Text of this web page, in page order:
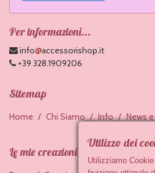
Per informazioni...
info@accessorishop.it
+39 328.1909206
Sitemap
Home Chi Siamo Info News
Le mie creazioni
Utilizzo dei
Utilizziamo